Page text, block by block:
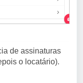
de assinaturas
o locatário).